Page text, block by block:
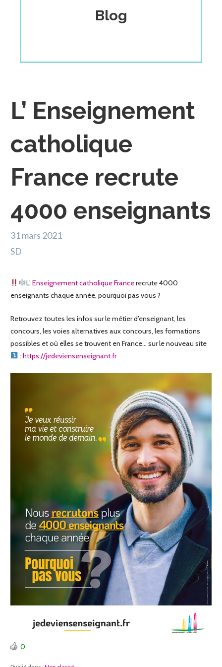
Blog
L’ Enseignement
catholique
France recrute
4000 enseignants
31 mars 2021
SD
L’Enseignement catholique Francerecrute 4000
enseignants chaque année, pourquoi pas vous ?
Retrouvez toutes les infos sur le métier d’enseignant, les
concours, les voies alternatives aux concours, les formations
possibles et où elles se trouvent en France… sur le nouveau site
: https://jedeviensenseignant.fr
0